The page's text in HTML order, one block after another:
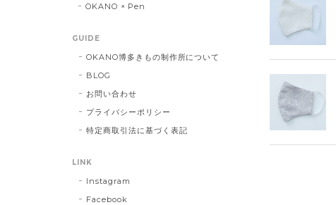
OKANO × Pen
GUIDE
OKANO博多きもの制作所について
BLOG
お問い合わせ
プライバシーポリシー
特定商取引法に基づく表記
LINK
Instagram
Facebook